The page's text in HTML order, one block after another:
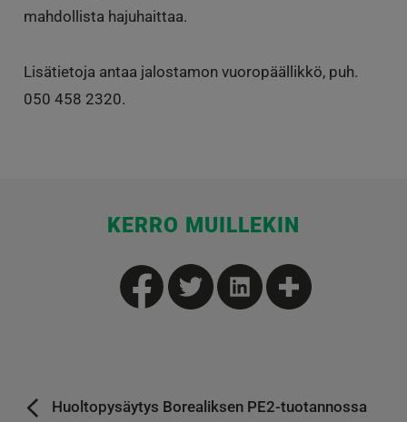
mahdollista hajuhaittaa.
Lisätietoja antaa jalostamon vuoropäällikkö, puh.
050 458 2320.
KERRO MUILLEKIN
Huoltopysäytys Borealiksen PE2-tuotannossa